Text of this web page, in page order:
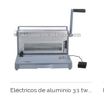
Eléctricos de aluminio 3:1 twin máquina obligatoria de alambre